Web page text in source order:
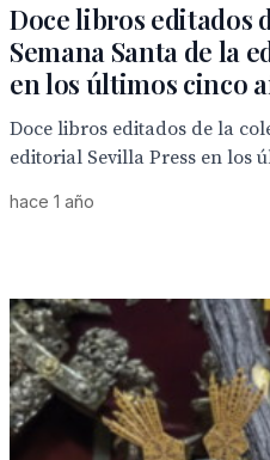
Doce libros editados
Semana Santa de la
en los últimos cinco
Doce libros editados de la
editorial Sevilla Press en los
hace 1 año